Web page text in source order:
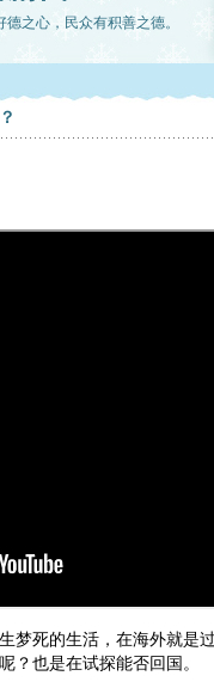
之心，民众有积善之德。
梦死的生活，在海外就是
？也是在试探能否回国。